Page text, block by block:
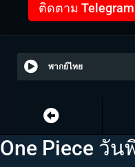
ติดตาม Telegram
พากย์ไทย
One Piece วัน